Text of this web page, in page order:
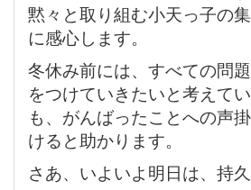
黙々と取り組む小天っ子の
に感心します。
冬休み前には、すべての問
をつけていきたいと考えて
も、がんばったことへの声
けると助かります。
さあ、いよいよ明日は、持久